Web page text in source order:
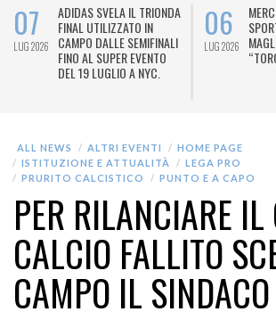
07
LUG 2026
ADIDAS SVELA IL TRIONDA
FINAL UTILIZZATO IN
CAMPO DALLE SEMIFINALI
FINO AL SUPER EVENTO
DEL 19 LUGLIO A NYC.
06
LUG 2026
ALL NEWS ALTRI EVENTI
HOME PAGE
ISTITUZIONE E ATTUALITÀ
LEGA PRO
PRURITO CALCISTICO
PUNTO E A CAPO
PER RILANCIARE IL
CALCIO FALLITO
CAMPO IL SINDACO